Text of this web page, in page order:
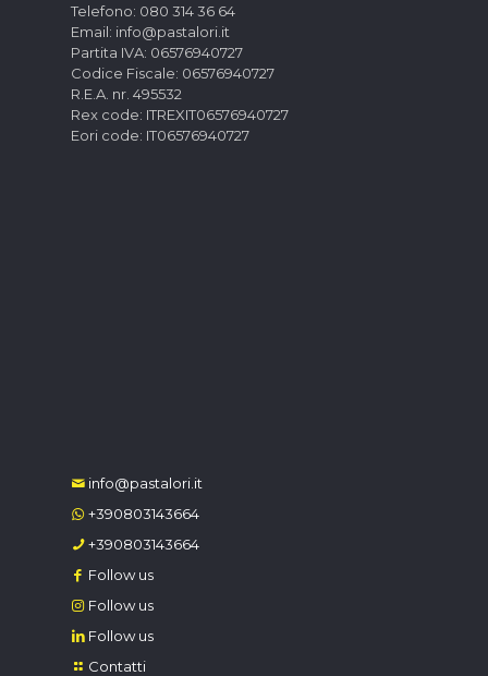
Telefono: 080 314 36 64
Email: info@pastalori.it
Partita IVA: 06576940727
Codice Fiscale: 06576940727
R.E.A. nr. 495532
Rex code: ITREXIT06576940727
Eori code: IT06576940727
info@pastalori.it
+390803143664
+390803143664
Follow us
Follow us
Follow us
Contatti